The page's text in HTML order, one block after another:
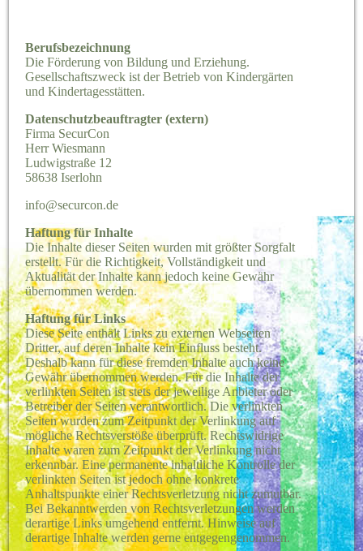
Berufsbezeichnung
Die Förderung von Bildung und Erziehung.
Gesellschaftszweck ist der Betrieb von Kindergärten
und Kindertagesstätten.
Datenschutzbeauftragter (extern)
Firma SecurCon
Herr Wiesmann
Ludwigstraße 12
58638 Iserlohn
info@securcon.de
Haftung für Inhalte
Die Inhalte dieser Seiten wurden mit größter Sorgfalt
erstellt. Für die Richtigkeit, Vollständigkeit und
Aktualität der Inhalte kann jedoch keine Gewähr
übernommen werden.
Haftung für Links
Diese Seite enthält Links zu externen Webseiten
Dritter, auf deren Inhalte kein Einfluss besteht.
Deshalb kann für diese fremden Inhalte auch keine
Gewähr übernommen werden. Für die Inhalte der
verlinkten Seiten ist stets der jeweilige Anbieter oder
Betreiber der Seiten verantwortlich. Die verlinkten
Seiten wurden zum Zeitpunkt der Verlinkung auf
mögliche Rechtsverstöße überprüft. Rechtswidrige
Inhalte waren zum Zeitpunkt der Verlinkung nicht
erkennbar. Eine permanente inhaltliche Kontrolle der
verlinkten Seiten ist jedoch ohne konkrete
Anhaltspunkte einer Rechtsverletzung nicht zumutbar.
Bei Bekanntwerden von Rechtsverletzungen werden
derartige Links umgehend entfernt. Hinweise auf
derartige Inhalte werden gerne entgegengenommen.